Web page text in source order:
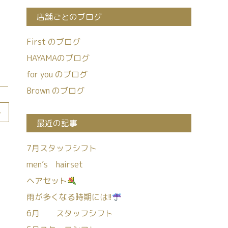
店舗ごとのブログ
First のブログ
HAYAMAのブログ
for you のブログ
Brown のブログ
最近の記事
7月スタッフシフト
men’s hairset
ヘアセット
雨が多くなる時期には!!
6月 スタッフシフト